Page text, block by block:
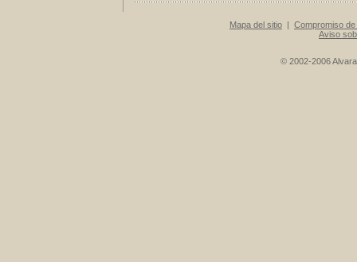
Mapa del sitio | Compromiso de
Aviso
© 2002-2006